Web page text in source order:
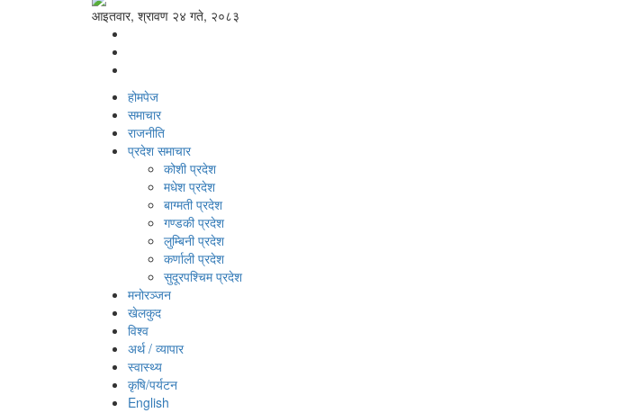
आइतवार, श्रावण २४ गते, २०८३
होमपेज
समाचार
राजनीति
प्रदेश समाचार
कोशी प्रदेश
मधेश प्रदेश
बाग्मती प्रदेश
गण्डकी प्रदेश
लुम्बिनी प्रदेश
कर्णाली प्रदेश
सुदूरपश्‍चिम प्रदेश
मनोरञ्‍जन
खेलकुद
विश्‍व
अर्थ / व्यापार
स्वास्थ्य
कृषि/पर्यटन
English